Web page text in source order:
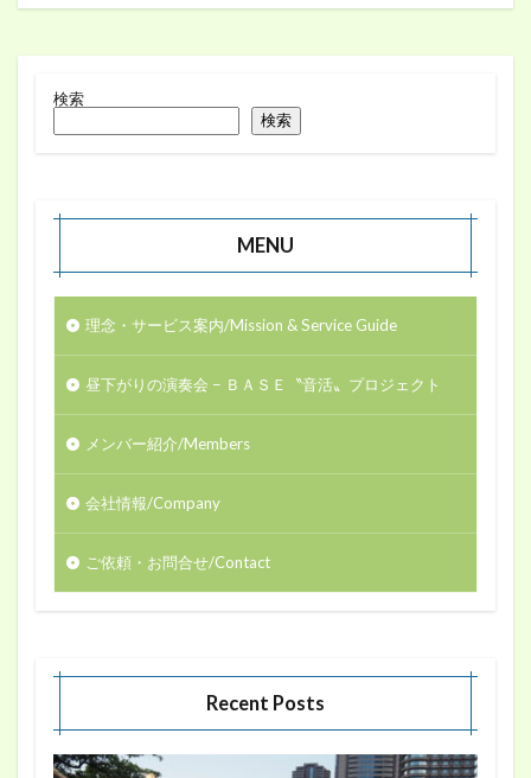
検索
検索
MENU
理念・サービス案内/Mission & Service Guide
昼下がりの演奏会 − ＢＡＳＥ〝音活〟プロジェクト
メンバー紹介/Members
会社情報/Company
ご依頼・お問合せ/Contact
Recent Posts